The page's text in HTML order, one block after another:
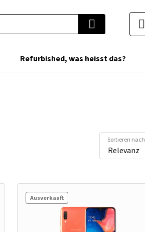
Refurbished, was heisst das?
Sortieren nach
Ausverkauft